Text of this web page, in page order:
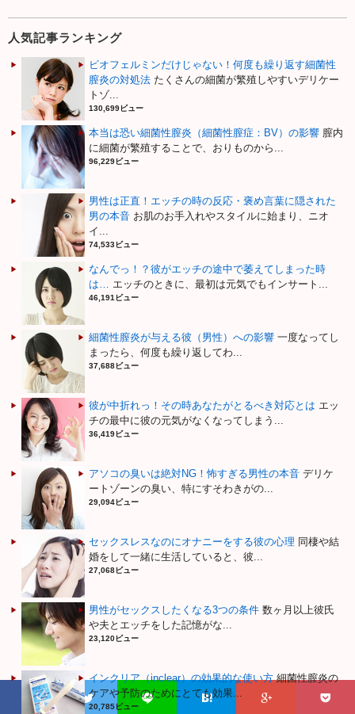
人気記事ランキング
ビオフェルミンだけじゃない！何度も繰り返す細菌性
膣炎の対処法 たくさんの細菌が繁殖しやすいデリケー
トゾ...
130,699ビュー
本当は恐い細菌性膣炎（細菌性膣症：BV）の影響 膣内
に細菌が繁殖することで、おりものから...
96,229ビュー
男性は正直！エッチの時の反応・褒め言葉に隠された
男の本音 お肌のお手入れやスタイルに始まり、ニオ
イ...
74,533ビュー
なんでっ！？彼がエッチの途中で萎えてしまった時
は… エッチのときに、最初は元気でもインサート...
46,191ビュー
細菌性膣炎が与える彼（男性）への影響 一度なってし
まったら、何度も繰り返してわ...
37,688ビュー
彼が中折れっ！その時あなたがとるべき対応とは エッ
チの最中に彼の元気がなくなってしまう...
36,419ビュー
アソコの臭いは絶対NG！怖すぎる男性の本音 デリケ
ートゾーンの臭い、特にすそわきがの...
29,094ビュー
セックスレスなのにオナニーをする彼の心理 同棲や結
婚をして一緒に生活していると、彼...
27,068ビュー
男性がセックスしたくなる3つの条件 数ヶ月以上彼氏
や夫とエッチをした記憶がな...
23,120ビュー
インクリア（inclear）の効果的な使い方 細菌性膣炎の
ケアや予防のためにとても効果...
20,785ビュー